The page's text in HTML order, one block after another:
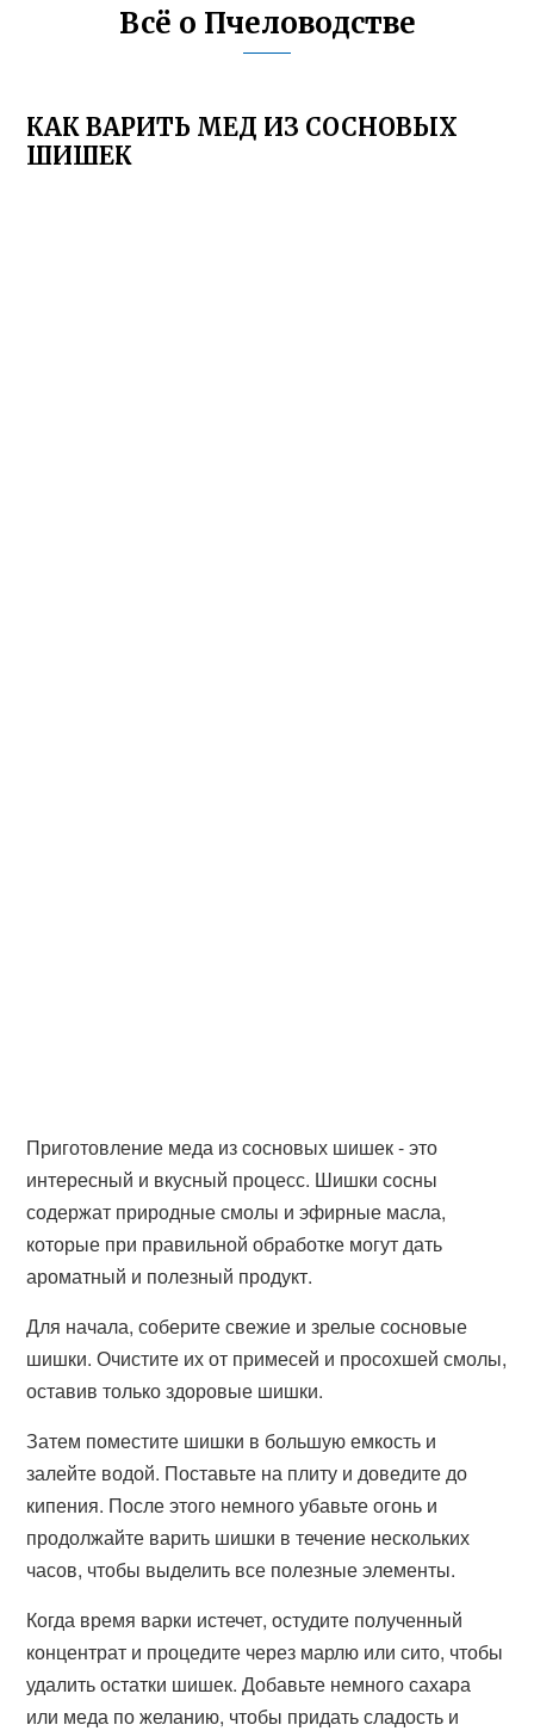
Всё о Пчеловодстве
КАК ВАРИТЬ МЕД ИЗ СОСНОВЫХ
ШИШЕК
Приготовление меда из сосновых шишек - это
интересный и вкусный процесс. Шишки сосны
содержат природные смолы и эфирные масла,
которые при правильной обработке могут дать
ароматный и полезный продукт.
Для начала, соберите свежие и зрелые сосновые
шишки. Очистите их от примесей и просохшей смолы,
оставив только здоровые шишки.
Затем поместите шишки в большую емкость и
залейте водой. Поставьте на плиту и доведите до
кипения. После этого немного убавьте огонь и
продолжайте варить шишки в течение нескольких
часов, чтобы выделить все полезные элементы.
Когда время варки истечет, остудите полученный
концентрат и процедите через марлю или сито, чтобы
удалить остатки шишек. Добавьте немного сахара
или меда по желанию, чтобы придать сладость и